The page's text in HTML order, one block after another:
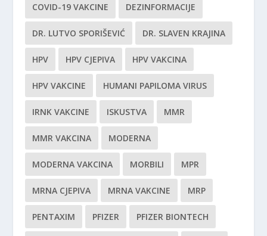
COVID-19 VAKCINE DEZINFORMACIJE
DR. LUTVO SPORIŠEVIĆ DR. SLAVEN KRAJINA
HPV HPV CJEPIVA HPV VAKCINA
HPV VAKCINE HUMANI PAPILOMA VIRUS
IRNK VAKCINE ISKUSTVA MMR
MMR VAKCINA MODERNA
MODERNA VAKCINA MORBILI MPR
MRNA CJEPIVA MRNA VAKCINE MRP
PENTAXIM PFIZER PFIZER BIONTECH